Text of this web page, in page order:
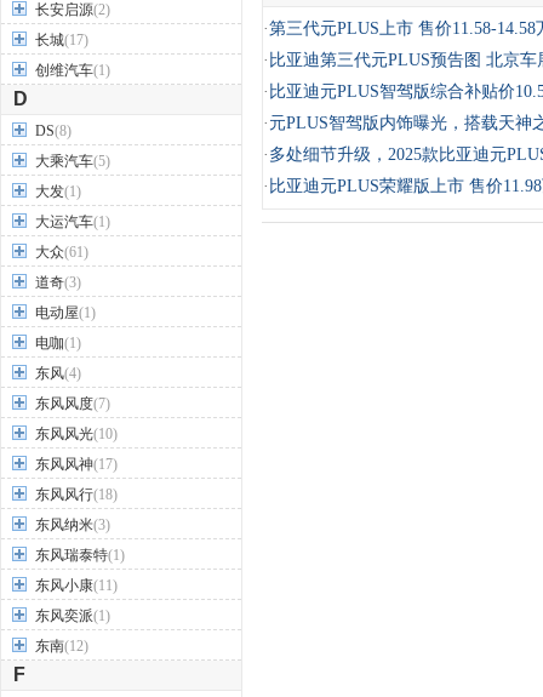
长安启源(2)
长城(17)
创维汽车(1)
D
DS(8)
大乘汽车(5)
大发(1)
大运汽车(1)
大众(61)
道奇(3)
电动屋(1)
电咖(1)
东风(4)
东风风度(7)
东风风光(10)
东风风神(17)
东风风行(18)
东风纳米(3)
东风瑞泰特(1)
东风小康(11)
东风奕派(1)
东南(12)
F
·第三代元PLUS上市 售价11.58-14.58
· 比亚迪第三代元PLUS预告图 北京车
· 比亚迪元PLUS智驾版综合补贴价
· 元PLUS智驾版内饰曝光，搭载天神
· 多处细节升级，2025款比亚迪元
· 比亚迪元PLUS荣耀版上市 售价